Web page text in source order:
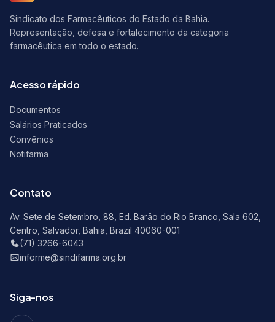
Sindicato dos Farmacêuticos do Estado da Bahia.
Representação, defesa e fortalecimento da categoria
farmacêutica em todo o estado.
Acesso rápido
Documentos
Salários Praticados
Convênios
Notifarma
Contato
Av. Sete de Setembro, 88, Ed. Barão do Rio Branco, Sala 602,
Centro, Salvador, Bahia, Brazil 40060-001
(71) 3266-6043
informe@sindifarma.org.br
Siga-nos